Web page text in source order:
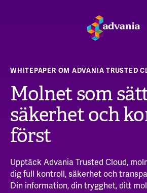
WHITEPAPER OM ADVANIA TRUSTED
Molnet som
säkerhet och
först
Upptäck Advania Trusted Cloud,
dig full kontroll, säkerhet och
Din information, din trygghet, ditt